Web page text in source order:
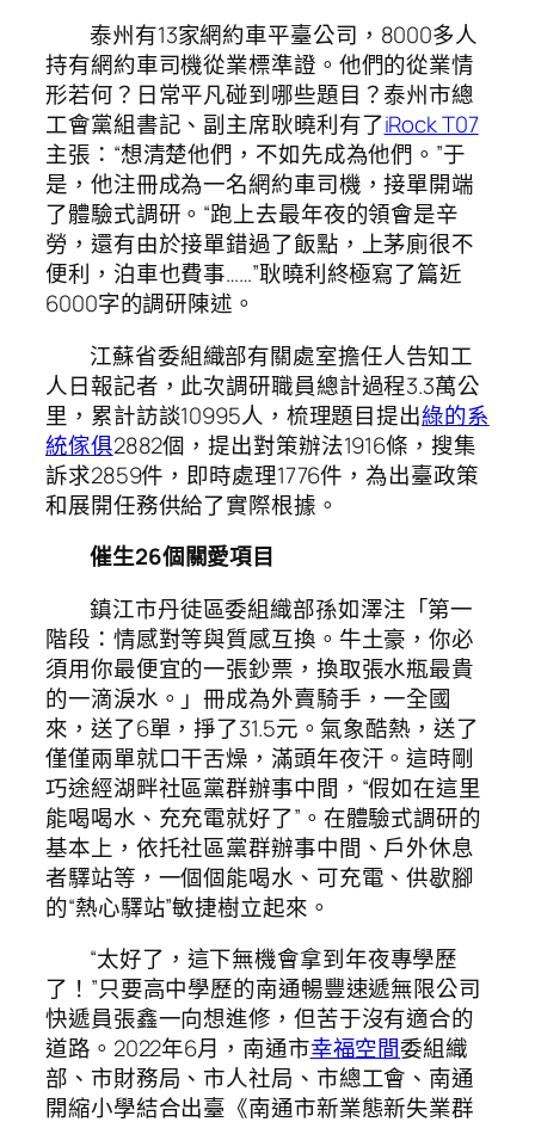
泰州有13家網約車平臺公司，8000多人
持有網約車司機從業標準證。他們的從業情
形若何？日常平凡碰到哪些題目？泰州市總
工會黨組書記、副主席耿曉利有了iRock T07
主張：“想清楚他們，不如先成為他們。”于
是，他注冊成為一名網約車司機，接單開端
了體驗式調研。“跑上去最年夜的領會是辛
勞，還有由於接單錯過了飯點，上茅廁很不
便利，泊車也費事……”耿曉利終極寫了篇近
6000字的調研陳述。
江蘇省委組織部有關處室擔任人告知工
人日報記者，此次調研職員總計過程3.3萬公
里，累計訪談10995人，梳理題目提出綠的系
統傢俱2882個，提出對策辦法1916條，搜集
訴求2859件，即時處理1776件，為出臺政策
和展開任務供給了實際根據。
催生26個關愛項目
鎮江市丹徒區委組織部孫如澤注「第一
階段：情感對等與質感互換。牛土豪，你必
須用你最便宜的一張鈔票，換取張水瓶最貴
的一滴淚水。」冊成為外賣騎手，一全國
來，送了6單，掙了31.5元。氣象酷熱，送了
僅僅兩單就口干舌燥，滿頭年夜汗。這時剛
巧途經湖畔社區黨群辦事中間，“假如在這里
能喝喝水、充充電就好了”。在體驗式調研的
基本上，依托社區黨群辦事中間、戶外休息
者驛站等，一個個能喝水、可充電、供歇腳
的“熱心驛站”敏捷樹立起來。
“太好了，這下無機會拿到年夜專學歷
了！”只要高中學歷的南通暢豐速遞無限公司
快遞員張鑫一向想進修，但苦于沒有適合的
道路。2022年6月，南通市幸福空間委組織
部、市財務局、市人社局、市總工會、南通
開縮小學結合出臺《南通市新業態新失業群